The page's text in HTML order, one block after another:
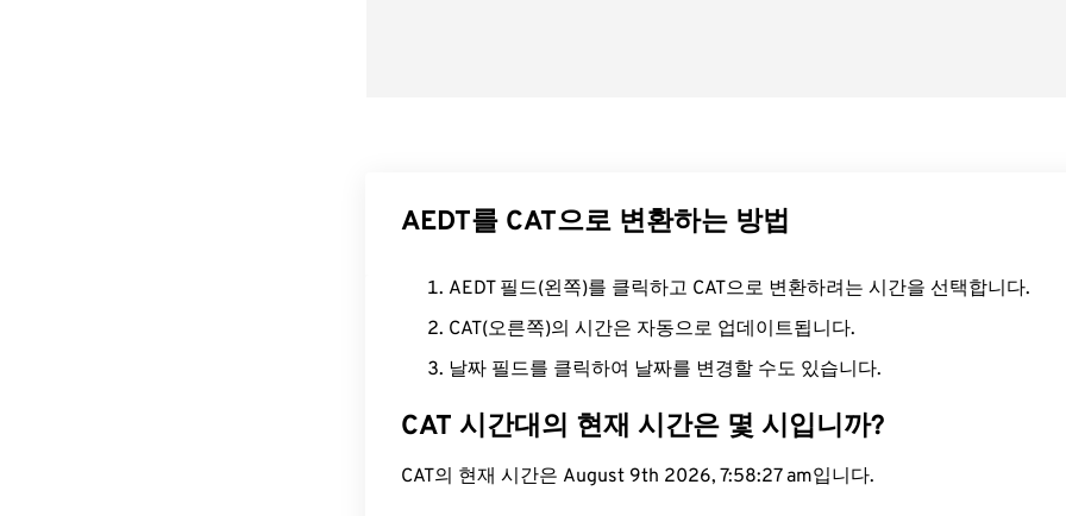
AEDT를 CAT으로 변환하는 방법
AEDT 필드(왼쪽)를 클릭하고 CAT으로 변환하려는 시간을 선택합니다.
CAT(오른쪽)의 시간은 자동으로 업데이트됩니다.
날짜 필드를 클릭하여 날짜를 변경할 수도 있습니다.
CAT 시간대의 현재 시간은 몇 시입니까?
CAT의 현재 시간은 August 9th 2026, 7:58:28 am입니다.